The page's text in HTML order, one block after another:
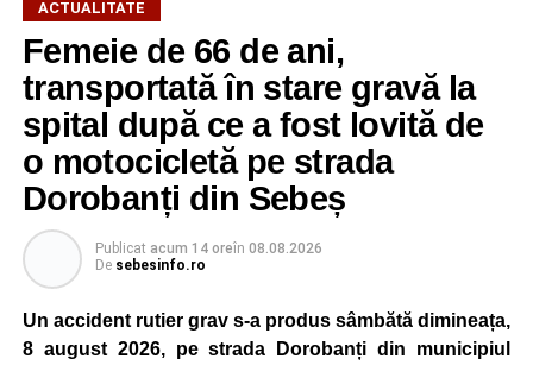
ACTUALITATE
Femeie de 66 de ani,
transportată în stare gravă la
spital după ce a fost lovită de
o motocicletă pe strada
Dorobanți din Sebeș
Publicat acum 14 oreîn 08.08.2026
De sebesinfo.ro
Un accident rutier grav s-a produs sâmbătă dimineața,
8 august 2026, pe strada Dorobanți din municipiul